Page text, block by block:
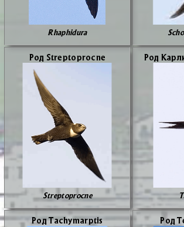
Rhaphidura
Род Streptoprocne
Streptoprocne
Род
Род Tachymarptis Род